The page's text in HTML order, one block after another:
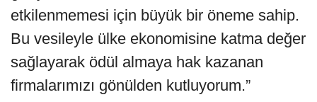
etkilenmemesi için büyük bir öneme sahip.
Bu vesileyle ülke ekonomisine katma değer
sağlayarak ödül almaya hak kazanan
firmalarımızı gönülden kutluyorum.”